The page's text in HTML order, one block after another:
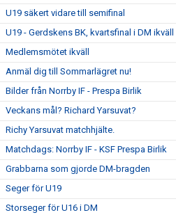
U19 säkert vidare till semifinal
U19 - Gerdskens BK, kvartsfinal i DM ikväll
Medlemsmötet ikväll
Anmäl dig till Sommarlägret nu!
Bilder från Norrby IF - Prespa Birlik
Veckans mål? Richard Yarsuvat?
Richy Yarsuvat matchhjälte.
Matchdags: Norrby IF - KSF Prespa Birlik
Grabbarna som gjorde DM-bragden
Seger för U19
Storseger för U16 i DM